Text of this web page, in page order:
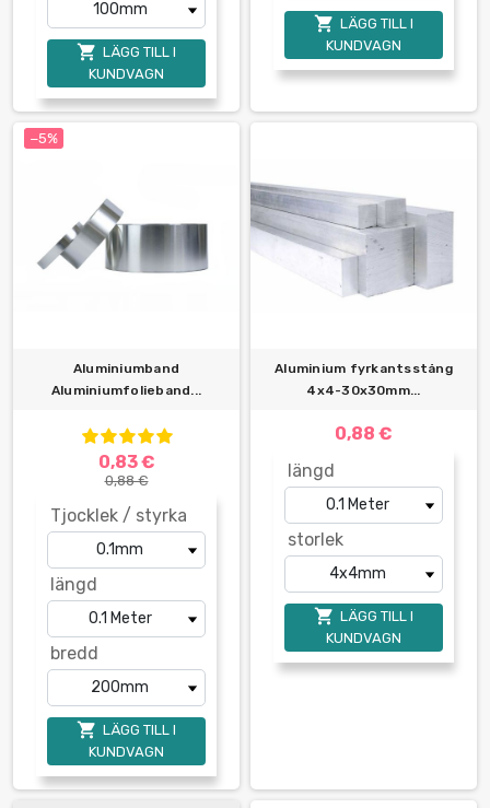
 LÄGG TILL I
KUNDVAGN
 LÄGG TILL I
KUNDVAGN
−5%
Aluminiumband
Aluminiumfolieband...
0,83 €
0,88 €
Tjocklek / styrka
längd
bredd
 LÄGG TILL I
KUNDVAGN
Aluminium fyrkantsstång
4x4-30x30mm...
0,88 €
längd
storlek
 LÄGG TILL I
KUNDVAGN